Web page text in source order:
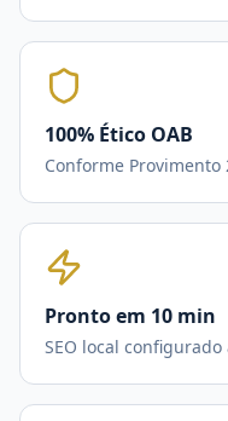
100% Ético OAB
Conforme Provimento
Pronto em 10 min
SEO local